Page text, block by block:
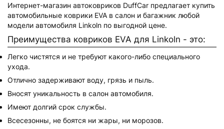
Интернет-магазин автоковриков DuffCar предлагает купить
автомобильные коврики EVA в салон и багажник любой
модели автомобиля Linkoln по выгодной цене.
Преимущества ковриков EVA для Linkoln - это:
Легко чистятся и не требуют какого-либо специального
ухода.
Отлично задерживают воду, грязь и пыль.
Вносят уникальность в салон автомобиля.
Имеют долгий срок службы.
Всесезонны, не боятся ни жары, ни морозов.